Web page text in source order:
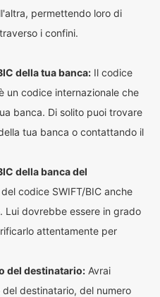
permettendo loro di
i confini.
della tua banca: Il codice
un codice internazionale che
banca. Di solito puoi trovare
tua banca o contattando il
della banca del
codice SWIFT/BIC anche
Lui dovrebbe essere in grado
attentamente per
del destinatario: Avrai
destinatario, del numero